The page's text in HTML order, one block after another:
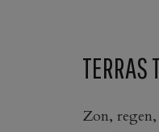
TERRAS
Zon,